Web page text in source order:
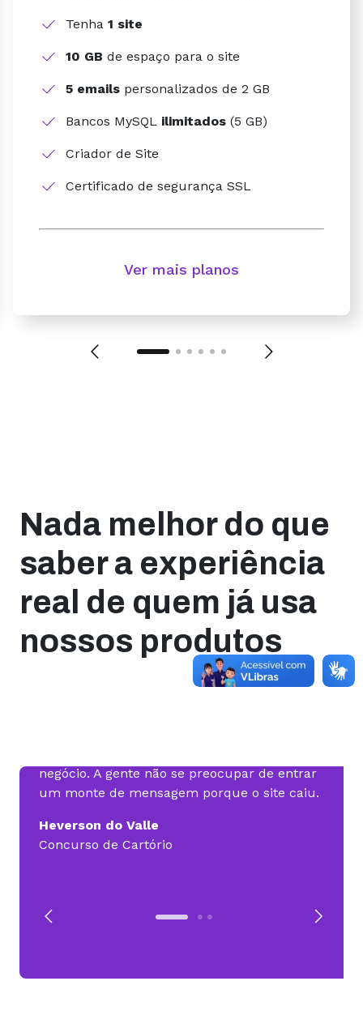
Tenha 1 site
10 GB de espaço para o site
5 emails personalizados de 2 GB
Bancos MySQL ilimitados (5 GB)
Criador de Site
Certificado de segurança SSL
Ver mais planos
Nada melhor do que
saber a experiência
real de quem já usa
nossos produtos
negócio. A gente não se preocupar de entrar
um monte de mensagem porque o site caiu.
Heverson do Valle
Concurso de Cartório